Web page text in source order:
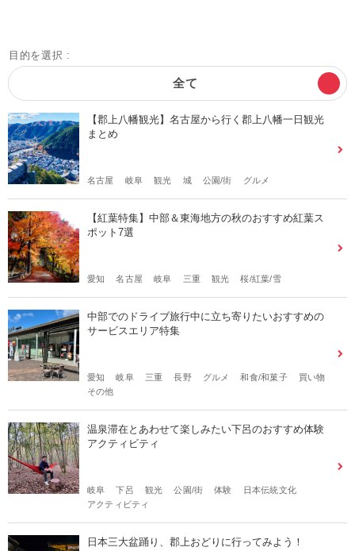
目的を選択 :
全て
【郡上八幡観光】名古屋から行く郡上八幡一日観光
まとめ
名古屋 岐阜 観光 城 公園/街 グルメ
【紅葉特集】中部＆東海地方の秋のおすすめ紅葉ス
ポット7選
愛知 名古屋 岐阜 三重 観光 桜/紅葉/雪
中部でのドライブ旅⾏中に⽴ち寄りたいおすすめの
サービスエリア特集
愛知 岐阜 三重 長野 グルメ 和食/和菓子
買い物
その他
温泉滞在とあわせて楽しみたい下呂のおすすめ体験
アクティビティ
岐阜 下呂 観光 公園/街 体験
日本伝統文化
アクティビティ
日本三大盆踊り、郡上おどりに行ってみよう！